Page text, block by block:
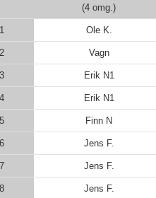
(4 omg.)
Ole K.
Vagn
Erik N1
Erik N1
Finn N
Jens F.
Jens F.
Jens F.